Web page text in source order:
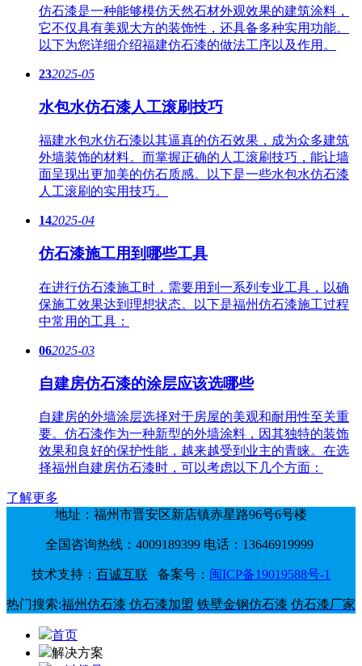
仿石漆是一种能够模仿天然石材外观效果的建筑涂料，
它不仅具有美观大方的装饰性，还具备多种实用功能。
以下为您详细介绍福建仿石漆的做法工序以及作用。
232025-05
水包水仿石漆人工滚刷技巧
福建水包水仿石漆以其逼真的仿石效果，成为众多建筑
外墙装饰的材料。而掌握正确的人工滚刷技巧，能让墙
面呈现出更加美的仿石质感。以下是一些水包水仿石漆
人工滚刷的实用技巧。
142025-04
仿石漆施工用到哪些工具
在进行仿石漆施工时，需要用到一系列专业工具，以确
保施工效果达到理想状态。以下是福州仿石漆施工过程
中常用的工具：
062025-03
自建房仿石漆的涂层应该选哪些
自建房的外墙涂层选择对于房屋的美观和耐用性至关重
要。仿石漆作为一种新型的外墙涂料，因其独特的装饰
效果和良好的保护性能，越来越受到业主的青睐。在选
择福州自建房仿石漆时，可以考虑以下几个方面：
了解更多
地址：福州市晋安区新店镇赤星路96号6号楼
全国咨询热线：4009189399 电话：13646919999
技术支持： 百诚互联 备案号： 闽ICP备19019588号-1
热门搜索:福州仿石漆 仿石漆加盟 铁壁金钢仿石漆 仿石漆厂家
首页
解决方案